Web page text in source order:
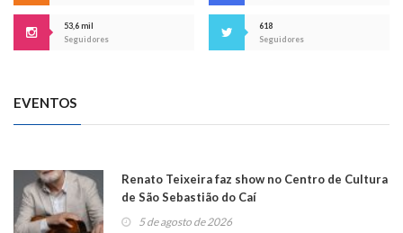
53,6 mil
Seguidores
618
Seguidores
EVENTOS
Renato Teixeira faz show no Centro de Cultura
de São Sebastião do Caí
5 de agosto de 2026